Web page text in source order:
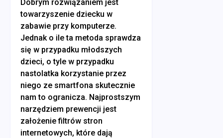
Dobrym rozwiązaniem jest
towarzyszenie dziecku w
zabawie przy komputerze.
Jednak o ile ta metoda sprawdza
się w przypadku młodszych
dzieci, o tyle w przypadku
nastolatka korzystanie przez
niego ze smartfona skutecznie
nam to ogranicza. Najprostszym
narzędziem prewencji jest
założenie filtrów stron
internetowych, które dają